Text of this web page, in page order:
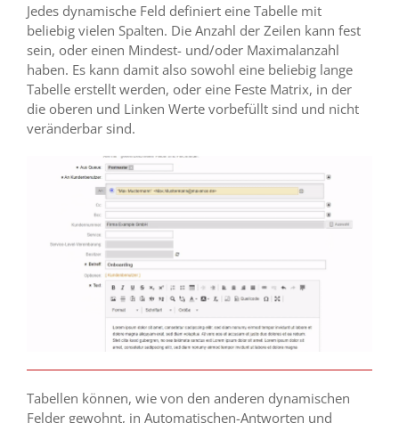
Jedes dynamische Feld definiert eine Tabelle mit
beliebig vielen Spalten. Die Anzahl der Zeilen kann fest
sein, oder einen Mindest- und/oder Maximalanzahl
haben. Es kann damit also sowohl eine beliebig lange
Tabelle erstellt werden, oder eine Feste Matrix, in der
die oberen und Linken Werte vorbefüllt sind und nicht
veränderbar sind.
Tabellen können, wie von den anderen dynamischen
Felder gewohnt, in Automatischen-Antworten und